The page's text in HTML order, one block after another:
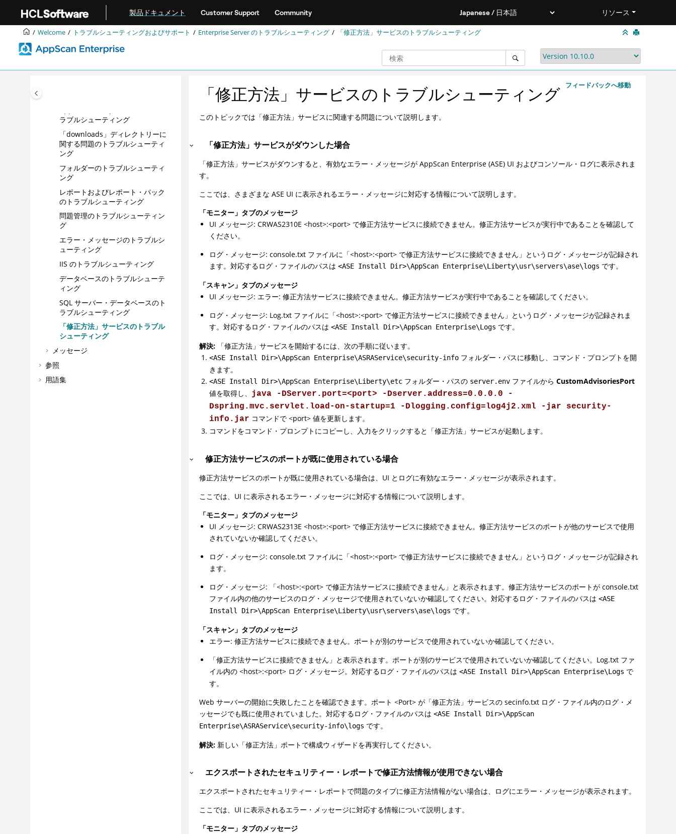
製品ドキュメント Customer Support Community リソース
Welcome トラブルシューティングおよびサポート Enterprise Server のトラブルシューティング 「修正方法」サービスのトラブルシューティング
テンプレート:HCL® サポートへのお
問い合わせ
Dynamic Analysis Scanner のトラ
ブルシューティング
ティング
ラブルシューティング
「downloads」ディレクトリーに
関する問題のトラブルシューティ
ング
フォルダーのトラブルシューティ
ング
レポートおよびレポート・パック
のトラブルシューティング
問題管理のトラブルシューティン
グ
エラー・メッセージのトラブルシ
ューティング
IIS のトラブルシューティング
データベースのトラブルシューテ
ィング
SQL サーバー・データベースのト
ラブルシューティング
「修正方法」サービスのトラブル
シューティング
メッセージ
参照
用語集
フィードバックへ移動
「修正方法」サービスのトラブルシューティング
このトピックでは「修正方法」サービスに関連する問題について説明します。
「修正方法」サービスがダウンした場合
「修正方法」サービスがダウンすると、有効なエラー・メッセージが AppScan Enterprise (ASE) UI およびコンソール・ログに表示されま
す。
ここでは、さまざまな ASE UI に表示されるエラー・メッセージに対応する情報について説明します。
「モニター」タブのメッセージ
UI メッセージ: CRWAS2310E <host>:<port> で修正方法サービスに接続できません。修正方法サービスが実行中であることを確認して
ください。
ログ・メッセージ: console.txt ファイルに「<host>:<port> で修正方法サービスに接続できません」というログ・メッセージが記録され
ます。対応するログ・ファイルのパスは<ASE Install Dir>\AppScan Enterprise\Liberty\usr\servers\ase\logs です。
「スキャン」タブのメッセージ
UI メッセージ: エラー: 修正方法サービスに接続できません。修正方法サービスが実行中であることを確認してください。
ログ・メッセージ: Log.txt ファイルに「<host>:<port> で修正方法サービスに接続できません」というログ・メッセージが記録されま
す。対応するログ・ファイルのパスは<ASE Install Dir>\AppScan Enterprise\Logs です。
解決:
「修正方法」サービスを開始するには、次の手順に従います。
<ASE Install Dir>\AppScan Enterprise\ASRAService\security-info フォルダー・パスに移動し、コマンド・プロンプトを開
きます。
<ASE Install Dir>\AppScan Enterprise\Liberty\etc フォルダー・パスの server.env ファイルからCustomAdvisoriesPort
値を取得し、 java -DServer.port=<port> -Dserver.address=0.0.0.0 -
Dspring.mvc.servlet.load-on-startup=1 -Dlogging.config=log4j2.xml -jar security-
info.jar コマンドで <port> 値を更新します。
コマンドをコマンド・プロンプトにコピーし、入力をクリックすると「修正方法」サービスが起動します。
修正方法サービスのポートが既に使用されている場合
修正方法サービスのポートが既に使用されている場合は、UI とログに有効なエラー・メッセージが表示されます。
ここでは、UI に表示されるエラー・メッセージに対応する情報について説明します。
「モニター」タブのメッセージ
UI メッセージ: CRWAS2313E <host>:<port> で修正方法サービスに接続できません。修正方法サービスのポートが他のサービスで使用
されていないか確認してください。
ログ・メッセージ: console.txt ファイルに「<host>:<port> で修正方法サービスに接続できません」というログ・メッセージが記録され
ます。
ログ・メッセージ: 「<host>:<port> で修正方法サービスに接続できません」と表示されます。修正方法サービスのポートが console.txt
ファイル内の他のサービスのログ・メッセージで使用されていないか確認してください。対応するログ・ファイルのパスは<ASE
Install Dir>\AppScan Enterprise\Liberty\usr\servers\ase\logs です。
「スキャン」タブのメッセージ
エラー: 修正方法サービスに接続できません。ポートが別のサービスで使用されていないか確認してください。
「修正方法サービスに接続できません」と表示されます。ポートが別のサービスで使用されていないか確認してください。Log.txt ファ
イル内の <host>:<port> ログ・メッセージ。対応するログ・ファイルのパスは<ASE Install Dir>\AppScan Enterprise\Logs で
す。
Web サーバーの開始に失敗したことを確認できます。ポート <Port> が「修正方法」サービスの secinfo.txt ログ・ファイル内のログ・メ
ッセージでも既に使用されていました。対応するログ・ファイルのパスは<ASE Install Dir>\AppScan
Enterprise\ASRAService\security-info\logs です。
解決: 新しい「修正方法」ポートで構成ウィザードを再実行してください。
エクスポートされたセキュリティー・レポートで修正方法情報が使用できない場合
エクスポートされたセキュリティー・レポートで問題のタイプに修正方法情報がない場合は、ログにエラー・メッセージが表示されます。
ここでは、UI に表示されるエラー・メッセージに対応する情報について説明します。
「モニター」タブのメッセージ